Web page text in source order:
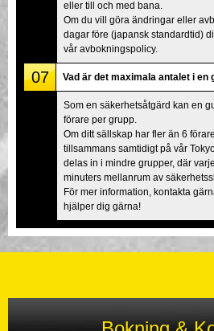
eller till och med bana.
Om du vill göra ändringar eller
dagar före (japansk standardtid)
vår avbokningspolicy.
07 Vad är det maximala antalet i en
Som en säkerhetsåtgärd kan en
förare per grupp.
Om ditt sällskap har fler än 6
tillsammans samtidigt på vår
delas in i mindre grupper, där
minuters mellanrum av
För mer information, kontakta
hjälper dig gärna!